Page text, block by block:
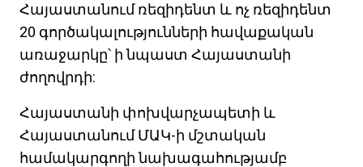
Հայաստանում ռեզիդենտ և ոչ ռեզիդենտ
20 գործակալությունների հավաքական
առաջարկը՝ ի նպաստ Հայաստանի
ժողովրդի:
Հայաստանի փոխվարչապետի և
Հայաստանում ՄԱԿ-ի մշտական
համակարգողի նախագահությամբ